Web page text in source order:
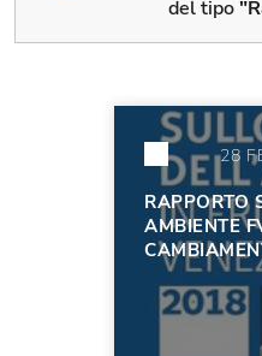
del tipo
28
RAPPORTO
AMBIENTE